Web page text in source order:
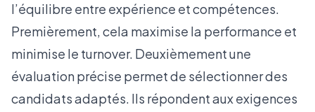
l’équilibre entre expérience et compétences.
Premièrement, cela maximise la performance et
minimise le turnover. Deuxièmement une
évaluation précise permet de sélectionner des
candidats adaptés. Ils répondent aux exigences